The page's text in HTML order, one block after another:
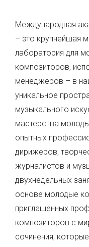
Международная
– это крупнейшая
лаборатория для
композиторов,
менеджеров – в
уникальное
музыкального
мастерства
опытных
дирижеров,
журналистов и
двухнедельных
основе молодые
приглашенных
композиторов с
сочинения,